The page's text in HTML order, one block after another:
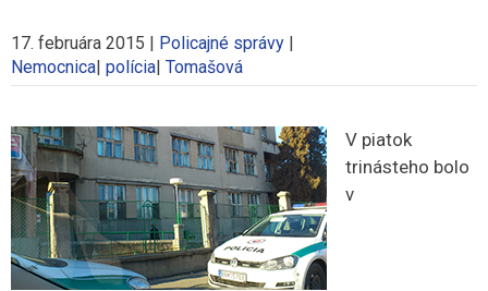
17. februára 2015 | Policajné správy |
Nemocnica| polícia| Tomašová
V piatok
trinásteho bolo
v